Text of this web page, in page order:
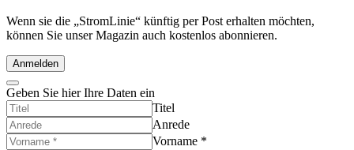
Wenn sie die „StromLinie“ künftig per Post erhalten möchten,
können Sie unser Magazin auch kostenlos abonnieren.
Anmelden
Geben Sie hier Ihre Daten ein
Titel
Anrede
Vorname *